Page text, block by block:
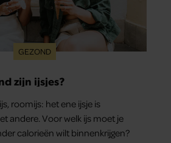
GEZOND
zijn ijsjes?
roomijs: het ene ijsje is
andere. Voor welk ijs moet je
calorieën wilt binnenkrijgen?